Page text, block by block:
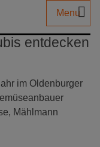
Menu
entdecken
im Oldenburger
Mählmann